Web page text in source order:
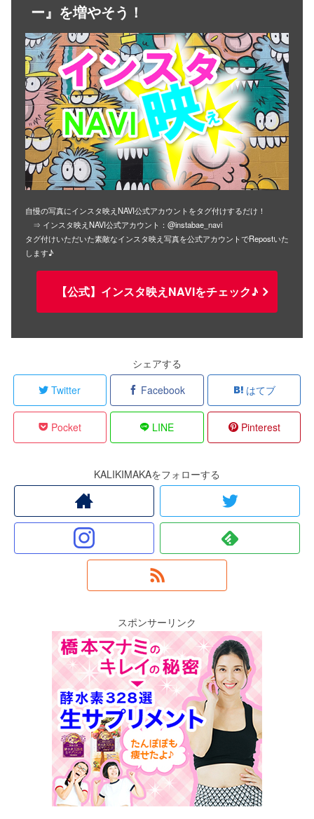
ー』を増やそう！
自慢の写真にインスタ映えNAVI公式アカウントをタグ付けするだけ！
⇒ インスタ映えNAVI公式アカウント：@instabae_navi
タグ付けいただいた素敵なインスタ映え写真を公式アカウントでRepostいた
します♪
【公式】インスタ映えNAVIをチェック♪
シェアする
Twitter
Facebook はてブ
Pocket LINE Pinterest
KALIKIMAKAをフォローする
スポンサーリンク